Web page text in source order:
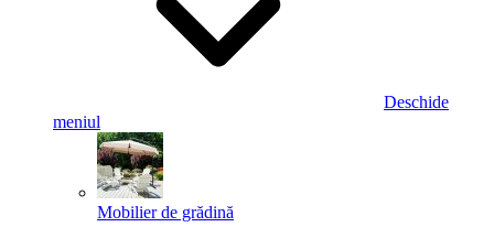
Deschide
meniul
Mobilier de grădină